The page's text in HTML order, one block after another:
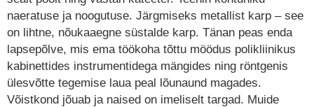
naeratuse ja noogutuse. Järgmiseks metallist karp – see
on lihtne, nõukaaegne süstalde karp. Tänan peas enda
lapsepõlve, mis ema töökoha tõttu möödus polikliinikus
kabinettides instrumentidega mängides ning röntgenis
ülesvõtte tegemise laua peal lõunaund magades.
Võistkond jõuab ja naised on imeliselt targad. Muide